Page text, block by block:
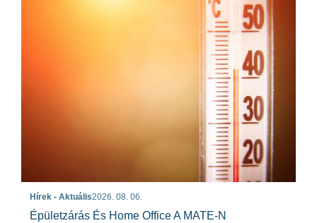
Hírek - Aktuális2026. 08. 06.
Épületzárás És Home Office A MATE-N